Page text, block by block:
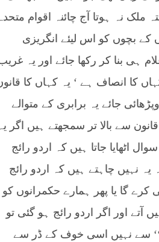
ملک نہ ہوتا آج چائنہ اقوام متحدہ
کے بچوں کو اس لیئے انگریزی
ہی بنا کر رکھا جائے اور یہ
کا انصاف ہے ‘ یہ کہاں کا
جائے یہ برابری کے متوالے
سے بالا تر سمجھتے ہیں اگر یہ
اٹھایا جاتا ہیں کہ اردو رائج
یہ نہیں چاہتے ہیں کہ اردو رائج
گا یا پھر ہمارے حکمرانوں کو
اور اگر اردو رائج ہو گئی تو
سے نہیں اسی خوف کے ڈر سے